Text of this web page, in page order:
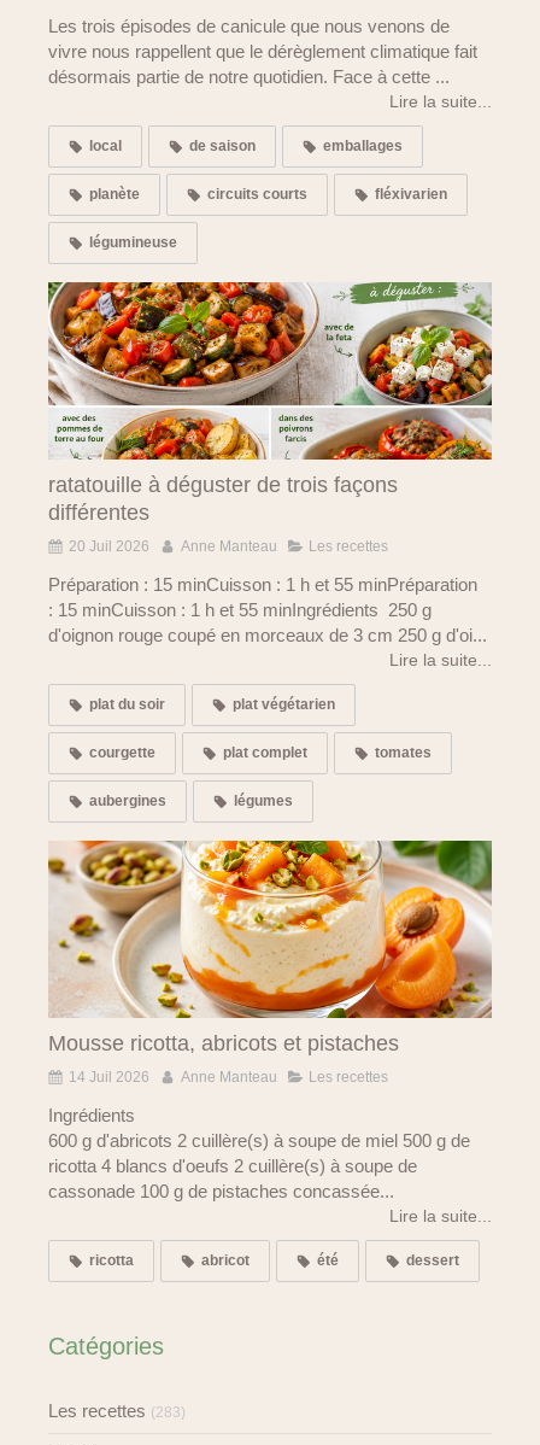
Les trois épisodes de canicule que nous venons de
vivre nous rappellent que le dérèglement climatique fait
désormais partie de notre quotidien. Face à cette ...
Lire la suite...
local de saison emballages
planète circuits courts fléxivarien
légumineuse
ratatouille à déguster de trois façons
différentes
20 Juil 2026 Anne Manteau Les recettes
Préparation : 15 minCuisson : 1 h et 55 minPréparation
: 15 minCuisson : 1 h et 55 minIngrédients 250 g
d'oignon rouge coupé en morceaux de 3 cm 250 g d'oi...
Lire la suite...
plat du soir plat végétarien
courgette plat complet tomates
aubergines légumes
Mousse ricotta, abricots et pistaches
14 Juil 2026 Anne Manteau Les recettes
Ingrédients
600 g d'abricots 2 cuillère(s) à soupe de miel 500 g de
ricotta 4 blancs d'oeufs 2 cuillère(s) à soupe de
cassonade 100 g de pistaches concassée...
Lire la suite...
ricotta abricot été dessert
Catégories
Les recettes (283)